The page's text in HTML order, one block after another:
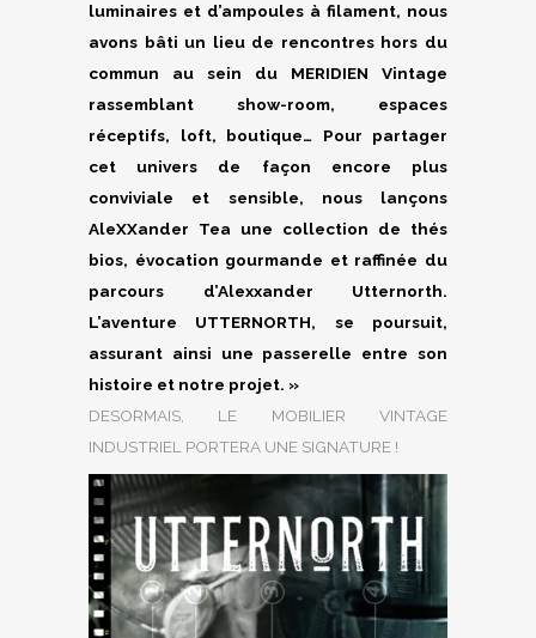
luminaires et d’ampoules à filament, nous
avons bâti un lieu de rencontres hors du
commun au sein du MERIDIEN Vintage
rassemblant show-room, espaces
réceptifs, loft, boutique… Pour partager
cet univers de façon encore plus
conviviale et sensible, nous lançons
AleXXander Tea une collection de thés
bios, évocation gourmande et raffinée du
parcours d’Alexxander Utternorth.
L’aventure UTTERNORTH, se poursuit,
assurant ainsi une passerelle entre son
histoire et notre projet. »
DESORMAIS, LE MOBILIER VINTAGE
INDUSTRIEL PORTERA UNE SIGNATURE !